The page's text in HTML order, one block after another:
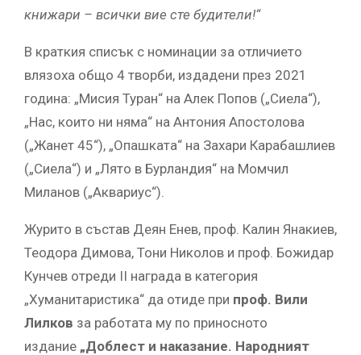
книжари – всички вие сте будители!“
В краткия списък с номинации за отличието
влязоха общо 4 творби, издадени през 2021
година: „Мисия Туран“ на Алек Попов („Сиела“),
„Нас, които ни няма“ на Антония Апостолова
(„Жанет 45“), „Опашката“ на Захари Карабашлиев
(„Сиела“) и „Лято в Бурландия“ на Момчил
Миланов („Аквариус“).
Журито в състав Деян Енев, проф. Калин Янакиев,
Теодора Димова, Тони Николов и проф. Божидар
Кунчев отреди II награда в категория
„Хуманитаристика“ да отиде при проф. Вили
Лилков за работата му по приносното
издание „Доблест и наказание. Народният